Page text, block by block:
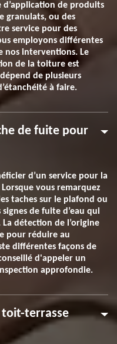
de produits
granulats, ou des
service pour des
employons différentes
nos interventions. Le
de la toiture est
de plusieurs
à faire.
de fuite pour
d’un service pour la
vous remarquez
taches sur le plafond ou
de fuite d’eau qui
détection de l’origine
pour réduire au
différentes façons de
d'appeler un
approfondie.
toit-terrasse